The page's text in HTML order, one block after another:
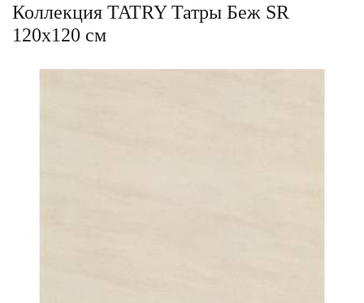
Коллекция TATRY Татры Беж SR
120x120 см